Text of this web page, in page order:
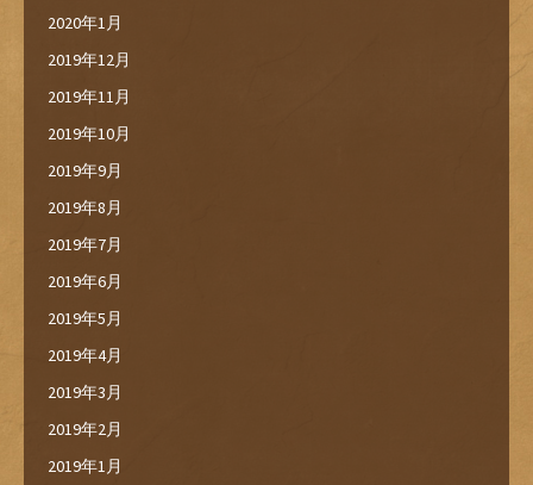
2020年1月
2019年12月
2019年11月
2019年10月
2019年9月
2019年8月
2019年7月
2019年6月
2019年5月
2019年4月
2019年3月
2019年2月
2019年1月